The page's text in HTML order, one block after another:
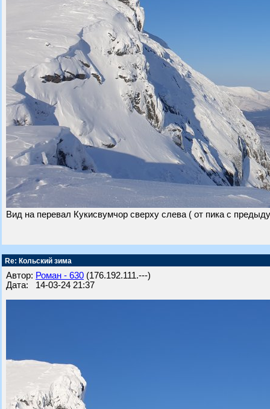
Вид на перевал Кукисвумчор сверху слева ( от пика с
Re: Кольский зима
Автор: Роман - 630 (176.192.111.---)
Дата: 14-03-24 21:37